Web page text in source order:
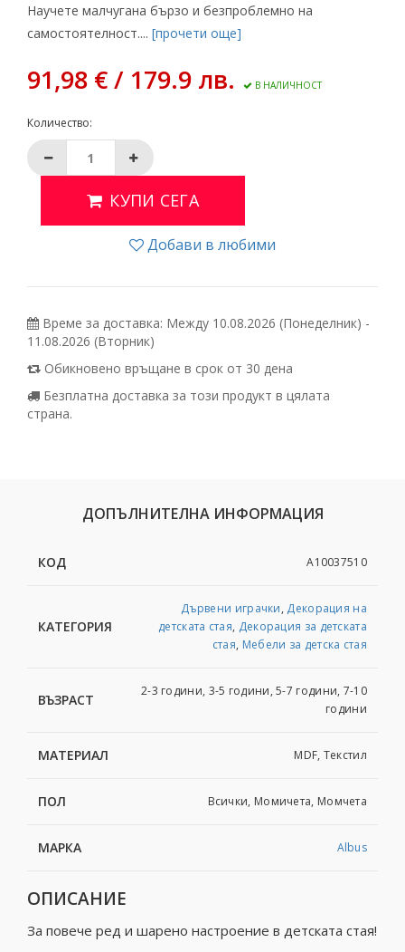
Научете малчугана бързо и безпроблемно на
самостоятелност.... [прочети още]
91,98 € / 179.9 лв. В НАЛИЧНОСТ
Количество:
КУПИ СЕГА
Добави в любими
Време за доставка: Между 10.08.2026 (Понеделник) -
11.08.2026 (Вторник)
Обикновено връщане в срок от 30 дена
Безплатна доставка за този продукт в цялата
страна.
ДОПЪЛНИТЕЛНА ИНФОРМАЦИЯ
КОД A10037510
КАТЕГОРИЯ
Дървени играчки, Декорация на
детската стая, Декорация за детската
стая, Мебели за детска стая
ВЪЗРАСТ
2-3 години, 3-5 години, 5-7 години, 7-10
години
МАТЕРИАЛ MDF, Текстил
ПОЛ Всички, Момичета, Момчета
МАРКА Albus
ОПИСАНИЕ
За повече ред и шарено настроение в детската стая!